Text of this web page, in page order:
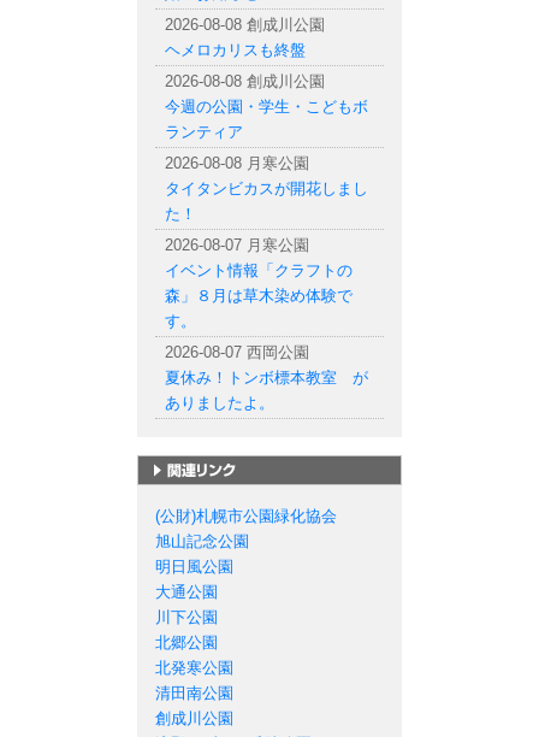
2026-08-08 創成川公園
ヘメロカリスも終盤
2026-08-08 創成川公園
今週の公園・学生・こどもボ
ランティア
2026-08-08 月寒公園
タイタンビカスが開花しまし
た！
2026-08-07 月寒公園
イベント情報「クラフトの
森」８月は草木染め体験で
す。
2026-08-07 西岡公園
夏休み！トンボ標本教室 が
ありましたよ。
(公財)札幌市公園緑化協会
旭山記念公園
明日風公園
大通公園
川下公園
北郷公園
北発寒公園
清田南公園
創成川公園